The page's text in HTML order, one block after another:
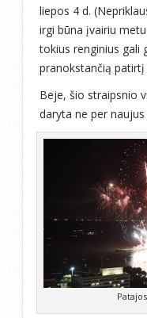
liepos 4 d.
irgi būna įvairiu
tokius renginius gali
pranokstančią patirtį
Beje, šio straipsnio
daryta ne per